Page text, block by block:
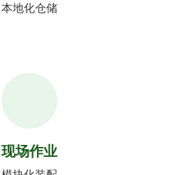
本地化仓储
现场作业